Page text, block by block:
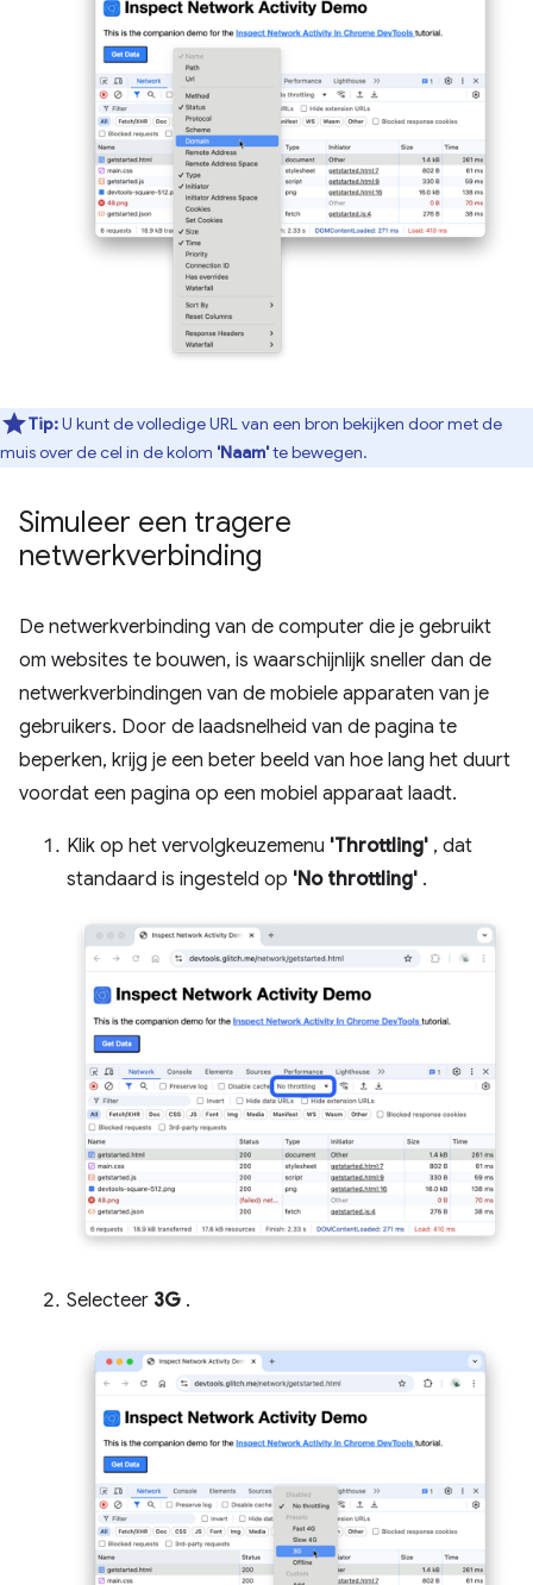
Tip:U kunt de volledige URL van een bron bekijken door met de
muis over de cel in de kolom 'Naam'te bewegen.
Simuleer een tragere
netwerkverbinding
De netwerkverbinding van de computer die je gebruikt
om websites te bouwen, is waarschijnlijk sneller dan de
netwerkverbindingen van de mobiele apparaten van je
gebruikers. Door de laadsnelheid van de pagina te
beperken, krijg je een beter beeld van hoe lang het duurt
voordat een pagina op een mobiel apparaat laadt.
Klik op het vervolgkeuzemenu 'Throttling' , dat
standaard is ingesteld op 'No throttling' .
Selecteer 3G .